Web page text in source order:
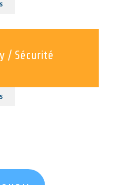
/ Sécurité